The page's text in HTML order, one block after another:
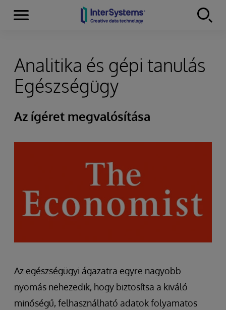
Skip to content
Menu
Analitika és gépi tanulás
Egészségügy
Az ígéret megvalósítása
Az egészségügyi ágazatra egyre nagyobb
nyomás nehezedik, hogy biztosítsa a kiváló
minőségű, felhasználható adatok folyamatos